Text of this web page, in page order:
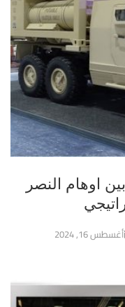
اوهام النصر
أغسطس 16, 2024